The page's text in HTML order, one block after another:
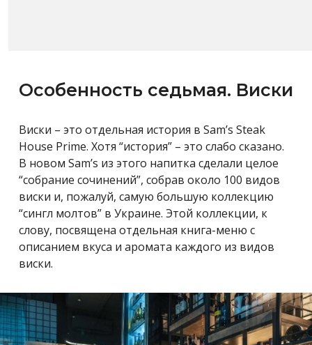
Особенность седьмая. Виски
Виски – это отдельная история в Sam’s Steak
House Prime. Хотя “история” – это слабо сказано.
В новом Sam’s из этого напитка сделали целое
“собрание сочинений”, собрав около 100 видов
виски и, пожалуй, самую большую коллекцию
“сингл молтов” в Украине. Этой коллекции, к
слову, посвящена отдельная книга-меню с
описанием вкуса и аромата каждого из видов
виски.